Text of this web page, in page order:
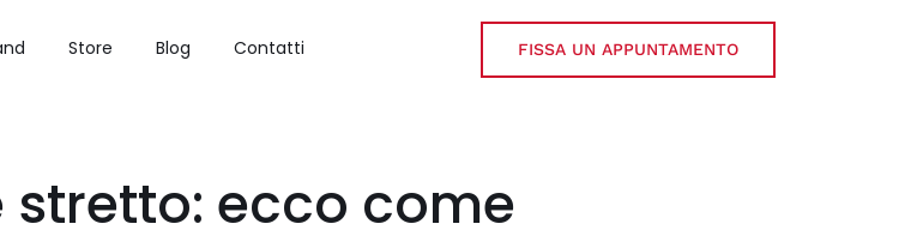
Store Blog Contatti FISSA UN APPUNTAMENTO
stretto: ecco come